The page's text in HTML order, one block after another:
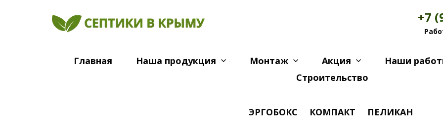
+7
Главная Наша продукция Монтаж Акция
Наши
Строительство
ЭРГОБОКС КОМПАКТ ПЕЛИКАН